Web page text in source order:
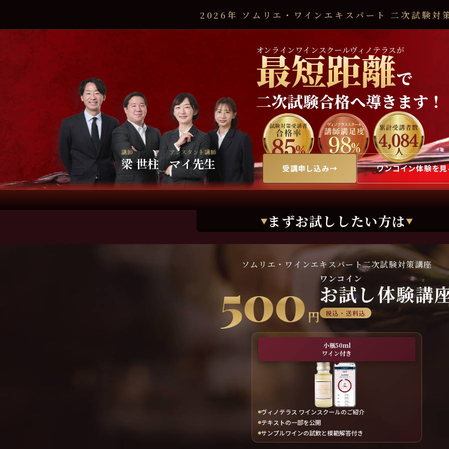
2026年 ソムリエ・ワインエキスパート 二次試験対
オンラインワインスクールヴィノテラスが
最短距離で
二次試験合格へ導きます！
講師
梁 世柱
アシスタント講師
マイ先生 受講申し込み ワンコイン体験を
まずお試ししたい方は
ソムリエ・ワインエキスパート二次試験対策講座
500 円
ワンコイン
お試し体験講
税込・送料込
小瓶50ml
ワイン付き
ヴィノテラス ワインスクールのご紹介
テキストの一部を公開
サンプルワインの試飲と模範解答付き